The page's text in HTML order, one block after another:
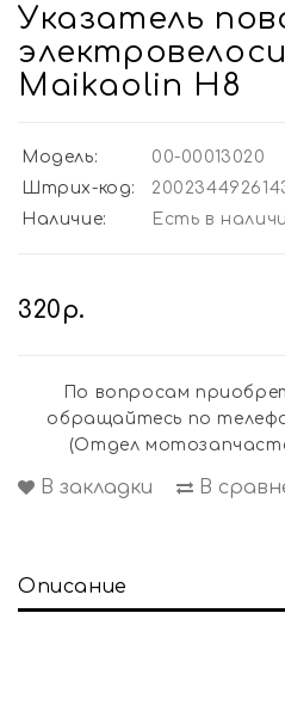
Указатель
Maikaolin H8
Модель:
00-00013020
Штрих-код:
Наличие:
Есть в
320р.
По вопросам
обращайтесь по
(Отдел
В закладки В
Описание